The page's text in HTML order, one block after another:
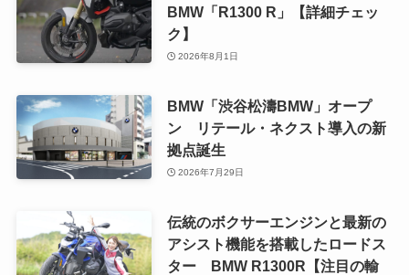
BMW「R1300 R」【詳細チェッ
ク】
2026年8月1日
BMW「渋谷松濤BMW」オープ
ン リテール・ネクスト導入の新
拠点誕生
2026年7月29日
伝統のボクサーエンジンと最新の
アシスト機能を搭載したロードス
ター BMW R1300R【注目の輸